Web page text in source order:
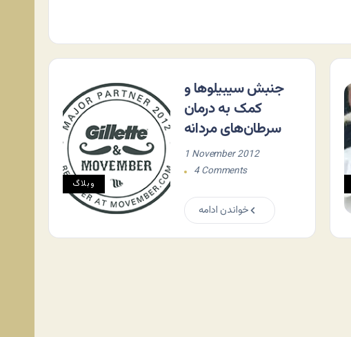
وبلاگ
جنبش سیبیلوها و
کمک به درمان
سرطان‌های مردانه
1 November 2012
4 Comments
خواندن ادامه